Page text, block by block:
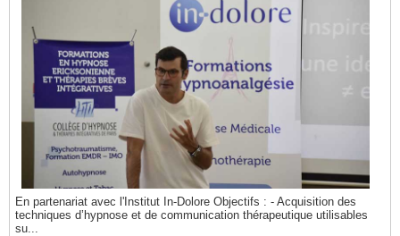
En partenariat avec l'Institut In-Dolore Objectifs : - Acquisition des
techniques d’hypnose et de communication thérapeutique utilisables
su...